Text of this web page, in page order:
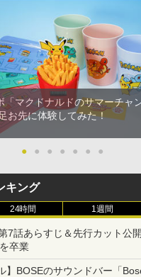
「マクドナルドのサマーチャ
お先に体験してみた！
● ● ● ● ● ● ●
キング
24時間 1週間
7話あらすじ＆先行カット公
卒業
】BOSEのサウンドバー「